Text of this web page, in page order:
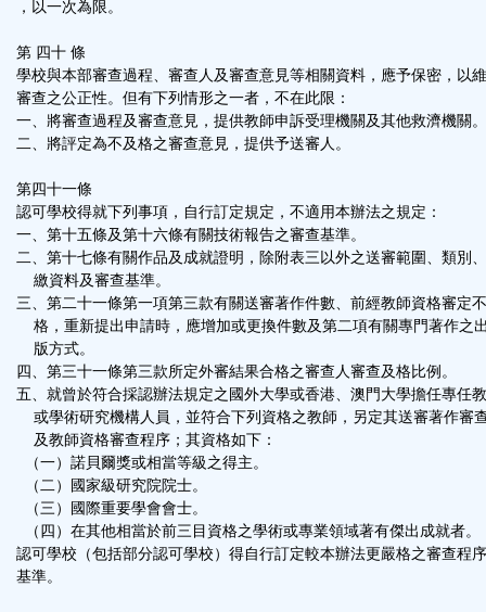
，以一次為限。
第 四十 條
學校與本部審查過程、審查人及審查意見等相關資料，應予保密，以
審查之公正性。但有下列情形之一者，不在此限：
一、將審查過程及審查意見，提供教師申訴受理機關及其他救濟機關。
二、將評定為不及格之審查意見，提供予送審人。
第四十一條
認可學校得就下列事項，自行訂定規定，不適用本辦法之規定：
一、第十五條及第十六條有關技術報告之審查基準。
二、第十七條有關作品及成就證明，除附表三以外之送審範圍、類別
繳資料及審查基準。
三、第二十一條第一項第三款有關送審著作件數、前經教師資格審定
格，重新提出申請時，應增加或更換件數及第二項有關專門著作之
版方式。
四、第三十一條第三款所定外審結果合格之審查人審查及格比例。
五、就曾於符合採認辦法規定之國外大學或香港、澳門大學擔任專任
或學術研究機構人員，並符合下列資格之教師，另定其送審著作審
及教師資格審查程序；其資格如下：
（一）諾貝爾獎或相當等級之得主。
（二）國家級研究院院士。
（三）國際重要學會會士。
（四）在其他相當於前三目資格之學術或專業領域著有傑出成就者。
認可學校（包括部分認可學校）得自行訂定較本辦法更嚴格之審查程
基準。